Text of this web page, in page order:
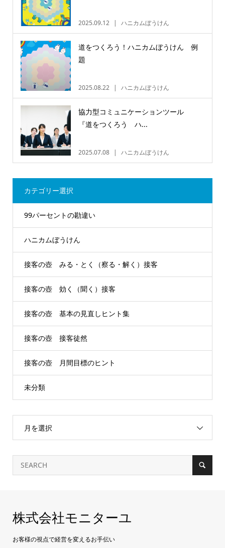
2025.09.12 ハニカムぼうけん
道をつくろう！ハニカムぼうけん 例
題
2025.08.22 ハニカムぼうけん
協力型コミュニケーションツール
『道をつくろう ハ...
2025.07.08 ハニカムぼうけん
カテゴリー選択
99パーセントの勘違い
ハニカムぼうけん
接客の壺 みる・とく（察る・解く）接客
接客の壺 効く（聞く）接客
接客の壺 基本の見直しヒント集
接客の壺 接客徒然
接客の壺 月間目標のヒント
未分類
月を選択
株式会社モニターユ
お客様の視点で経営を変えるお手伝い